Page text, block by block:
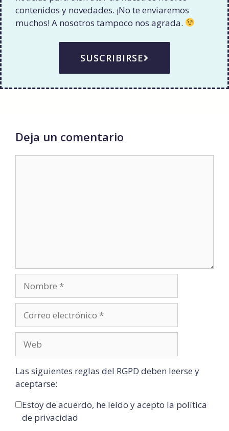
contenidos y novedades. ¡No te enviaremos
muchos! A nosotros tampoco nos agrada.
SUSCRIBIRSE
Deja un comentario
Las siguientes reglas del RGPD deben leerse y
aceptarse:
Estoy de acuerdo, he leído y acepto la política
de privacidad